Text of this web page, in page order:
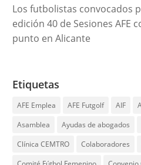
Los futbolistas convocados
edición 40 de Sesiones AFE
punto en Alicante
Etiquetas
AFE Emplea AFE Futgolf AIF
Asamblea
Ayudas de abogados
Clínica CEMTRO
Colaboradores